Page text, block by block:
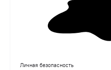
Личная безопасность